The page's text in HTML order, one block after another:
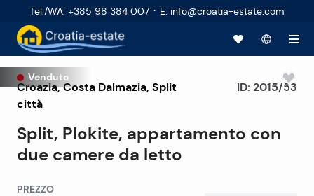
Tel./WA: +385 98 384 007 · E: info@croatia-estate.com
Venduto
Croazia,Costa Dalmazia, Split
città
Split, Plokite, appartamento con
due camere da letto
ID: 2015/53
PREZZO